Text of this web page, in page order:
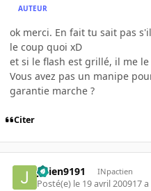
AUTEUR
ok merci. En fait tu sait pas
le coup quoi xD
et si le flash est grillé, il me le
Vous avez pas un manipe
garantie marche ?
Citer
julien9191 INpactien
Posté(e) le 19 avril 200917 a